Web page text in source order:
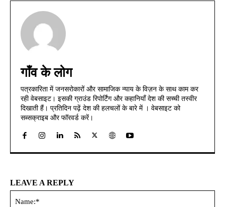
गाँव के लोग
पत्रकारिता में जनसरोकारों और सामाजिक न्याय के विज़न के साथ काम कर
रही वेबसाइट। इसकी ग्राउंड रिपोर्टिंग और कहानियाँ देश की सच्ची तस्वीर
दिखाती हैं। प्रतिदिन पढ़ें देश की हलचलों के बारे में । वेबसाइट को
सब्सक्राइब और फॉरवर्ड करें।
LEAVE A REPLY